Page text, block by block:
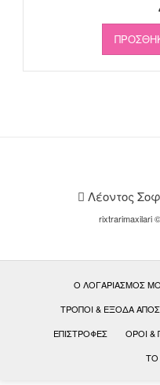
Λέοντος
rixtrarimaxilari
Ο ΛΟΓΑΡΙΑΣΜΌΣ
ΤΡΌΠΟΙ & ΈΞΟΔΑ
ΕΠΙΣΤΡΟΦΈΣ
ΟΡΟΙ &
ΤΟ